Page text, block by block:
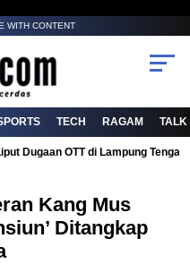
WITH CONTENT
TECH RAGAM TALK
Dugaan OTT di Lampung
Kang Mus
Ditangkap